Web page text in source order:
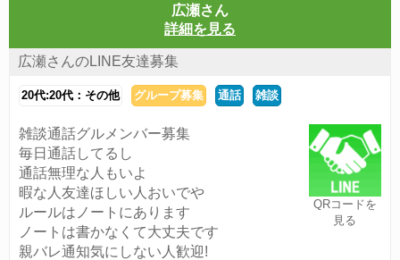
広瀬さん
詳細を見る
広瀬さんのLINE友達募集
20代:20代：その他 グループ募集 通話 雑談
QRコードを
見る
雑談通話グルメンバー募集
毎日通話してるし
通話無理な人もいよ
暇な人友達ほしい人おいでや
ルールはノートにあります
ノートは書かなくて大丈夫です
親バレ通知気にしない人歓迎!